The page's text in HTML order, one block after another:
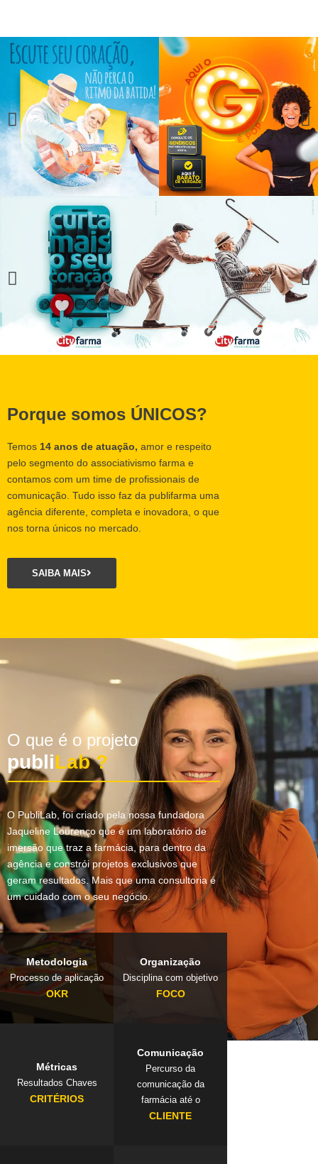
Porque somos ÚNICOS?
Temos 14 anos de atuação, amor e respeito
pelo segmento do associativismo farma e
contamos com um time de profissionais de
comunicação. Tudo isso faz da publifarma uma
agência diferente, completa e inovadora, o que
nos torna únicos no mercado.
SAIBA MAIS
O que é o projeto
publiLab ?
O PubliLab, foi criado pela nossa fundadora
Jaqueline Lourenço que é um laboratório de
imersão que traz a farmácia, para dentro da
agência e constrói projetos exclusivos que
geram resultados. Mais que uma consultoria é
um cuidado com o seu negócio.
Metodologia
Processo de aplicação
OKR
Organização
Disciplina com objetivo
FOCO
Métricas
Resultados Chaves
CRITÉRIOS
Comunicação
Percurso da
comunicação da
farmácia até o
CLIENTE